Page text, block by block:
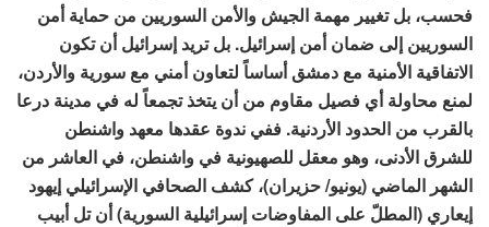
فحسب، بل تغيير مهمة الجيش والأمن السوريين من حماية أمن
السوريين إلى ضمان أمن إسرائيل. بل تريد إسرائيل أن تكون
الاتفاقية الأمنية مع دمشق أساساً لتعاون أمني مع سورية والأردن،
لمنع محاولة أي فصيل مقاوم من أن يتخذ تجمعاً له في مدينة درعا
بالقرب من الحدود الأردنية. ففي ندوة عقدها معهد واشنطن
للشرق الأدنى، وهو معقل للصهيونية في واشنطن، في العاشر من
الشهر الماضي (يونيو/ حزيران)، كشف الصحافي الإسرائيلي إيهود
إيعاري (المطلّ على المفاوضات إسرائيلية السورية) أن تل أبيب